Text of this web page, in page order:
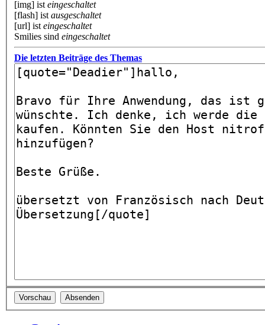
[img] ist eingeschaltet
[flash] ist ausgeschaltet
[url] ist eingeschaltet
Smilies sind eingeschaltet
Die letzten Beiträge des Themas